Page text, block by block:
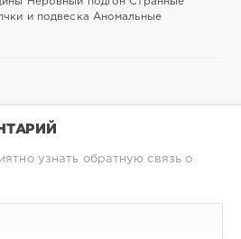
и подвеска Аномальные
узнать обратную связь о